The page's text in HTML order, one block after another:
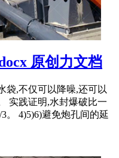
原创力文档
袋,不仅可以降噪,还可以
实践证明,水封爆破比一
。 4)5)6)避免炮孔间的延